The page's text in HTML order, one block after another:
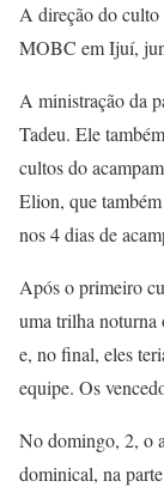
A direção do
MOBC em Ijuí,
A ministração da
Tadeu. Ele
cultos do
Elion, que
nos 4 dias de
Após o primeiro
uma trilha noturna
e, no final, eles
equipe. Os
No domingo, 2, o
dominical, na